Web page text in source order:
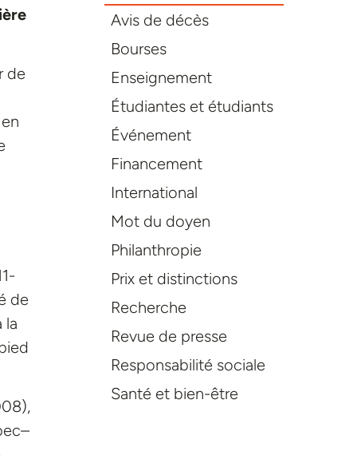
de
de
la
Avis de décès
Bourses
Enseignement
Étudiantes et étudiants
Événement
Financement
International
Mot du doyen
Philanthropie
Prix et distinctions
Recherche
Revue de presse
Responsabilité sociale
Santé et bien-être